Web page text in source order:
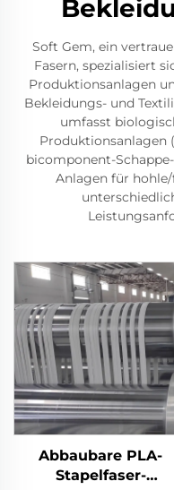
Soft Gem, ein
Fasern, spezialisiert
Produktionsanlagen
Bekleidungs- und
umfasst
Produktionsanlagen
bicomponent-
Anlagen für
Abbaubare PLA-
Stapelfaser-